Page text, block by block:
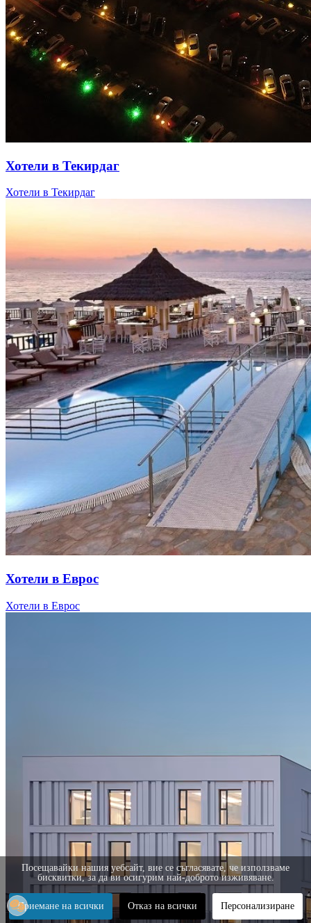
Хотели в Текирдаг
Хотели в Текирдаг
Хотели в Еврос
Хотели в Еврос
Посещавайки нашия уебсайт, вие се съгласявате, че използваме
бисквитки, за да ви осигурим най-доброто изживяване.
Приемане на всички Отказ на всички Персонализиране